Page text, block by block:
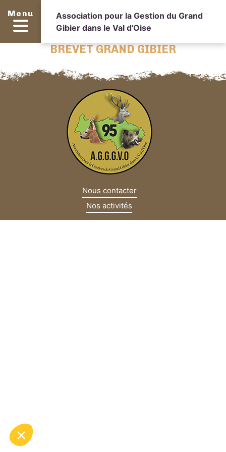
Menu
Association pour la Gestion du Grand
Gibier dans le Val d'Oise
BREVET GRAND GIBIER
Nous contacter
Nos activités